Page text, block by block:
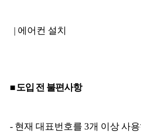
| 에어컨 설치
■ 도입 전 불편사항
- 현재 대표번호를 3개 이상 사